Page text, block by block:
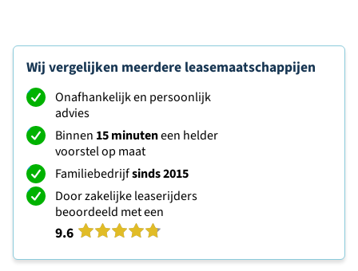
Wij vergelijken meerdere leasemaatschappijen
Onafhankelijk en persoonlijk
advies
Binnen 15 minuteneen helder
voorstel op maat
Familiebedrijfsinds 2015
Door zakelijke leaserijders
beoordeeld met een
9.6